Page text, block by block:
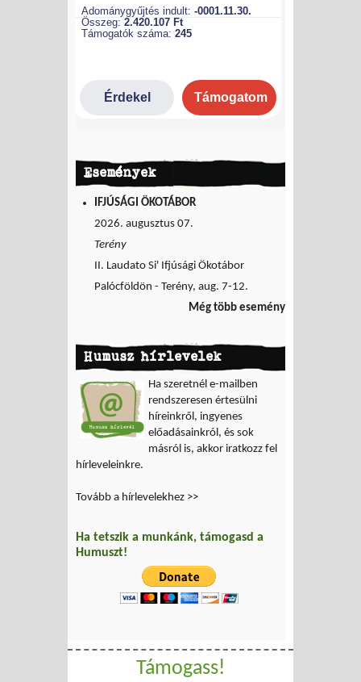
Események
IFJÚSÁGI ÖKOTÁBOR
2026. augusztus 07.
Terény
II. Laudato Si' Ifjúsági Ökotábor
Palócföldön - Terény, aug. 7-12.
Még több esemény
Humusz hírlevelek
Ha szeretnél e-mailben
rendszeresen értesülni
híreinkről, ingyenes
előadásainkról, és sok
másról is, akkor iratkozz fel
hírleveleinkre.
Tovább a hírlevelekhez >>
Ha tetszik a munkánk, támogasd a
Humuszt!
Támogass!